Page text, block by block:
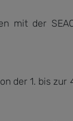
der
der 1. bis zur